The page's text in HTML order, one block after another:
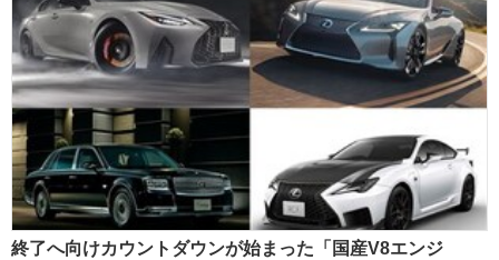
終了へ向けカウントダウンが始まった「国産V8エンジ